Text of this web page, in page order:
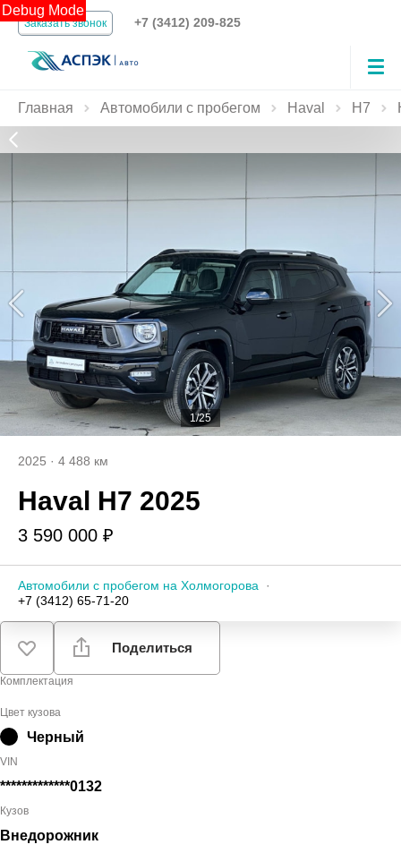
Debug Mode
Заказать звонок +7 (3412) 209-825
Главная Автомобили с пробегом Haval H7
1/25
2025 · 4 488 км
Haval H7 2025
3 590 000 ₽
Автомобили с пробегом на Холмогорова ·
+7 (3412) 65-71-20
Поделиться
Комплектация
Цвет кузова
Черный
VIN
*************0132
Кузов
Внедорожник